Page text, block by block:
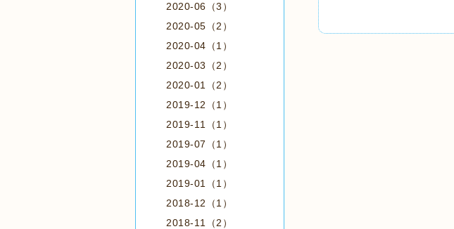
2020-06（3）
2020-05（2）
2020-04（1）
2020-03（2）
2020-01（2）
2019-12（1）
2019-11（1）
2019-07（1）
2019-04（1）
2019-01（1）
2018-12（1）
2018-11（2）